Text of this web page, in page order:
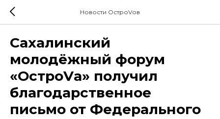
Новости ОстроVов
Сахалинский
молодёжный форум
«ОстроVа» получил
благодарственное
письмо от Федерального